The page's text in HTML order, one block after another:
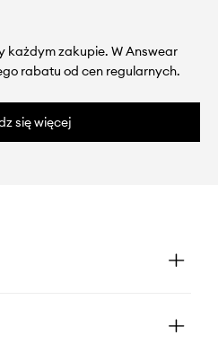
każdym zakupie. W Answear
rabatu od cen regularnych.
się więcej